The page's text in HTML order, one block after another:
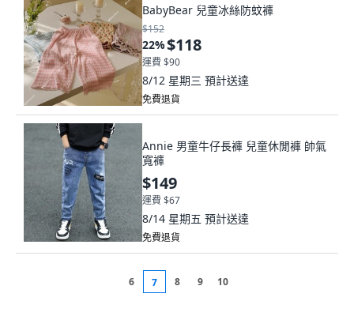
BabyBear 兒童冰絲防蚊褲
$152
22%$118
運費 $90
8/12 星期三 預計送達
免費退貨
Annie 男童牛仔長褲 兒童休閒褲 帥氣
寬褲
$149
運費 $67
8/14 星期五 預計送達
免費退貨
6 7 8 9 10